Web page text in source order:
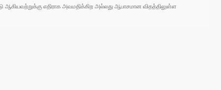
ஆகியவற்றுக்கு எதிராக அவமதிக்கிற அல்லது ஆபாசமான விதத்திலுள்ள